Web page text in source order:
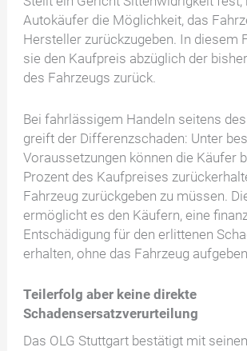
Autokäufer die Möglichkeit, das
Hersteller zurückzugeben. In diesem
sie den Kaufpreis abzüglich der
des Fahrzeugs zurück.
Bei fahrlässigem Handeln seitens
greift der Differenzschaden: Unter
Voraussetzungen können die Käufer
Prozent des Kaufpreises
Fahrzeug zurückgeben zu müssen.
ermöglicht es den Käufern, eine
Entschädigung für den erlittenen
erhalten, ohne das Fahrzeug
Teilerfolg aber keine direkte
Schadensersatzverurteilung
Das OLG Stuttgart bestätigt mit